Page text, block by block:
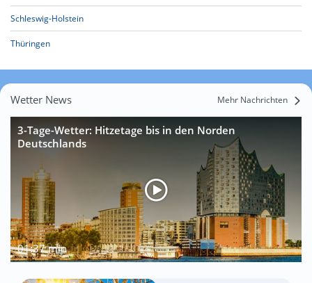
Schleswig-Holstein
Thüringen
Wetter News Mehr Nachrichten
3-Tage-Wetter: Hitzetage bis in den Norden
Deutschlands
01:37 min